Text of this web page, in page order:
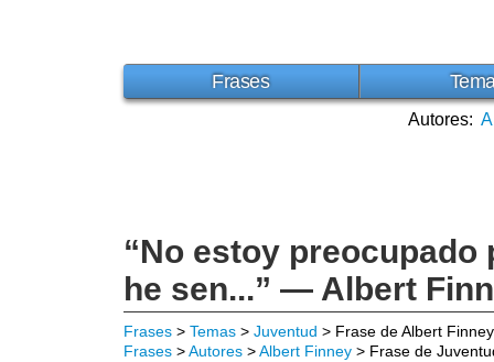
Frases
Autores: A
“No estoy
he sen...” — Albert
Frases > Temas > Juventud > Frase de Albert Finney
Frases >Autores >Albert Finney > Frase de